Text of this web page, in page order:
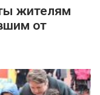
жителям
от